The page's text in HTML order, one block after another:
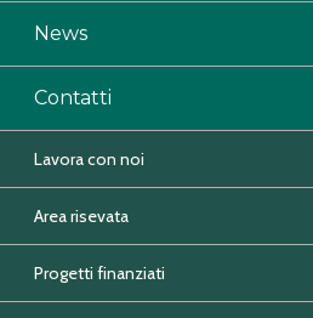
News
Contatti
Lavora con noi
Area risevata
Progetti finanziati